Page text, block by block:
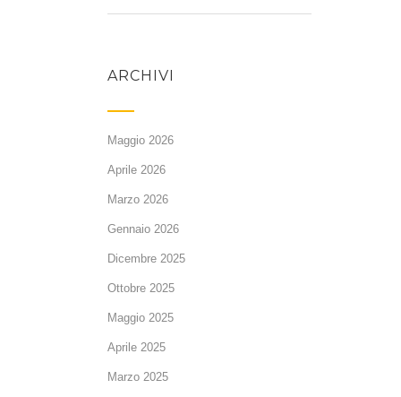
ARCHIVI
Maggio 2026
Aprile 2026
Marzo 2026
Gennaio 2026
Dicembre 2025
Ottobre 2025
Maggio 2025
Aprile 2025
Marzo 2025